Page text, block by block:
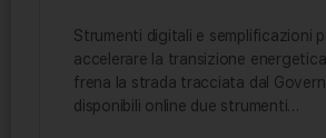
Strumenti digitali e semplificazioni
accelerare la transizione
frena la strada tracciata dal
disponibili online due strumenti…